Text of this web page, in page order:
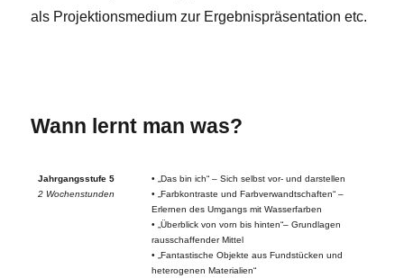
als Projektionsmedium zur Ergebnispräsentation etc.
Wann lernt man was?
Jahrgangsstufe 5
2 Wochenstunden
• „Das bin ich“ – Sich selbst vor- und darstellen
• „Farbkontraste und Farbverwandtschaften“ –
Erlernen des Umgangs mit Wasserfarben
• „Überblick von vorn bis hinten“– Grundlagen
rausschaffender Mittel
• „Fantastische Objekte aus Fundstücken und
heterogenen Materialien“